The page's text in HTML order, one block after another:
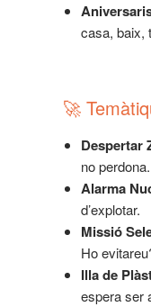
casa, baix,
🚀
Despertar
no perdona.
Alarma
d’explotar.
Missió
Ho
Illa de
espera ser